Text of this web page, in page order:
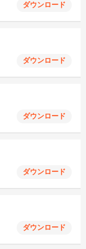
ダウンロード
ダウンロード
ダウンロード
ダウンロード
ダウンロード